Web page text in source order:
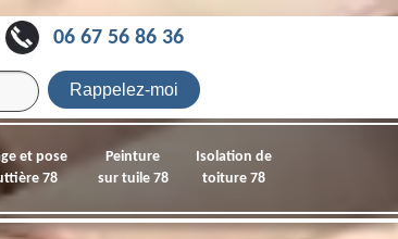
06 67 56 86 36
et pose
78
Peinture
sur tuile 78
Isolation de
toiture 78